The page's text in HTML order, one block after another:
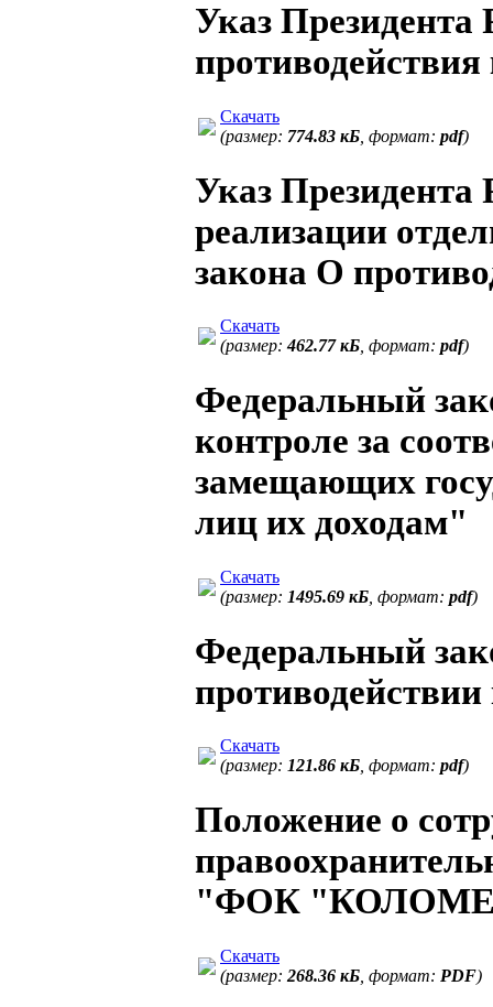
Указ
Скачать
(размер: 774.83 кБ , формат: pdf)
Указ Президента
реализации
закона О
Скачать
(размер:462.77 кБ , формат: pdf)
Федеральный
контроле за
замещающих
лиц их доходам"
Скачать
(размер: 1495.69 кБ , формат: pdf)
Федеральный
Скачать
(размер: 121.86 кБ , формат: pdf)
Положение о
"ФОК
Скачать
(размер: 268.36 кБ , формат: PDF)